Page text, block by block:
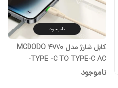
ناموجود
کابل شارژ مدل 4770 MCDODO
TYPE -C TO TYPE-C AC-
‏(اصلی) گارانتی یک ساله
ناموجود